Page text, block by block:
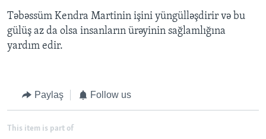
Təbəssüm Kendra Martinin işini yüngülləşdirir və bu
gülüş az da olsa insanların ürəyinin sağlamlığına
yardım edir.
Paylaş Follow us
This item is part of